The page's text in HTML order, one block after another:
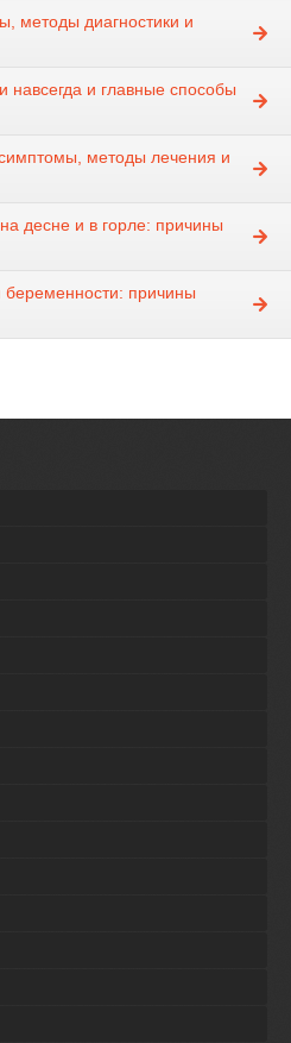
методы диагностики и
навсегда и главные способы
методы лечения и
десне и в горле: причины
беременности: причины